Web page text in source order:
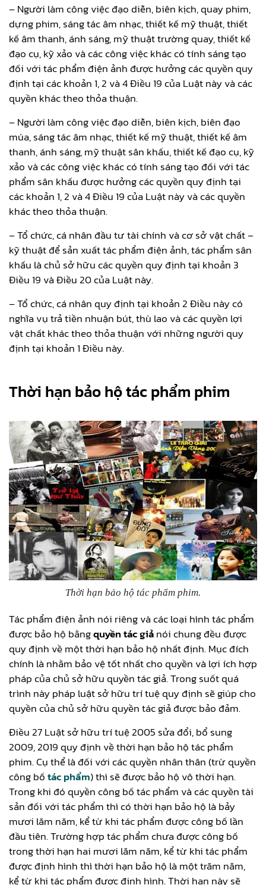
– Người làm công việc đạo diễn, biên kịch, quay phim,
dựng phim, sáng tác âm nhạc, thiết kế mỹ thuật, thiết
kế âm thanh, ánh sáng, mỹ thuật trường quay, thiết kế
đạo cụ, kỹ xảo và các công việc khác có tính sáng tạo
đối với tác phẩm điện ảnh được hưởng các quyền quy
định tại các khoản 1, 2 và 4 Điều 19 của Luật này và các
quyền khác theo thỏa thuận.
– Người làm công việc đạo diễn, biên kịch, biên đạo
múa, sáng tác âm nhạc, thiết kế mỹ thuật, thiết kế âm
thanh, ánh sáng, mỹ thuật sân khấu, thiết kế đạo cụ, kỹ
xảo và các công việc khác có tính sáng tạo đối với tác
phẩm sân khấu được hưởng các quyền quy định tại
các khoản 1, 2 và 4 Điều 19 của Luật này và các quyền
khác theo thỏa thuận.
– Tổ chức, cá nhân đầu tư tài chính và cơ sở vật chất –
kỹ thuật để sản xuất tác phẩm điện ảnh, tác phẩm sân
khấu là chủ sở hữu các quyền quy định tại khoản 3
Điều 19 và Điều 20 của Luật này.
– Tổ chức, cá nhân quy định tại khoản 2 Điều này có
nghĩa vụ trả tiền nhuận bút, thù lao và các quyền lợi
vật chất khác theo thỏa thuận với những người quy
định tại khoản 1 Điều này.
Thời hạn bảo hộ tác phẩm phim
Thời hạn bảo hộ tác phẩm phim.
Tác phẩm điện ảnh nói riêng và các loại hình tác phẩm
được bảo hộ bằngquyền tác giảnói chung đều được
quy định về một thời hạn bảo hộ nhất định. Mục đích
chính là nhằm bảo vệ tốt nhất cho quyền và lợi ích hợp
pháp của chủ sở hữu quyền tác giả. Trong suốt quá
trình này pháp luật sở hữu trí tuệ quy định sẽ giúp cho
quyền của chủ sở hữu quyền tác giả được bảo đảm.
Điều 27 Luật sở hữu trí tuệ 2005 sửa đổi, bổ sung
2009, 2019 quy định về thời hạn bảo hộ tác phẩm
phim. Cụ thể là đối với các quyền nhân thân (trừ quyền
công bốtác phẩm) thì sẽ được bảo hộ vô thời hạn.
Trong khi đó quyền công bố tác phẩm và các quyền tài
sản đối với tác phẩm thì có thời hạn bảo hộ là bảy
mươi lăm năm, kể từ khi tác phẩm được công bố lần
đầu tiên. Trường hợp tác phẩm chưa được công bố
trong thời hạn hai mươi lăm năm, kể từ khi tác phẩm
được định hình thì thời hạn bảo hộ là một trăm năm,
kể từ khi tác phẩm được định hình. Thời hạn này sẽ